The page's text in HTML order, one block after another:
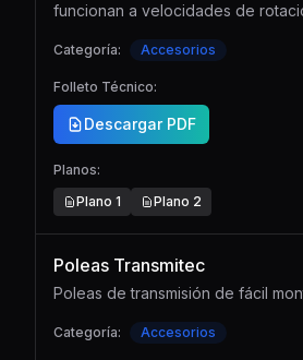
funcionan a velocidades de
Categoría: Accesorios
Folleto Técnico:
Descargar PDF
Planos:
Plano 1 Plano 2
Poleas Transmitec
Poleas de transmisión de fácil
Categoría: Accesorios